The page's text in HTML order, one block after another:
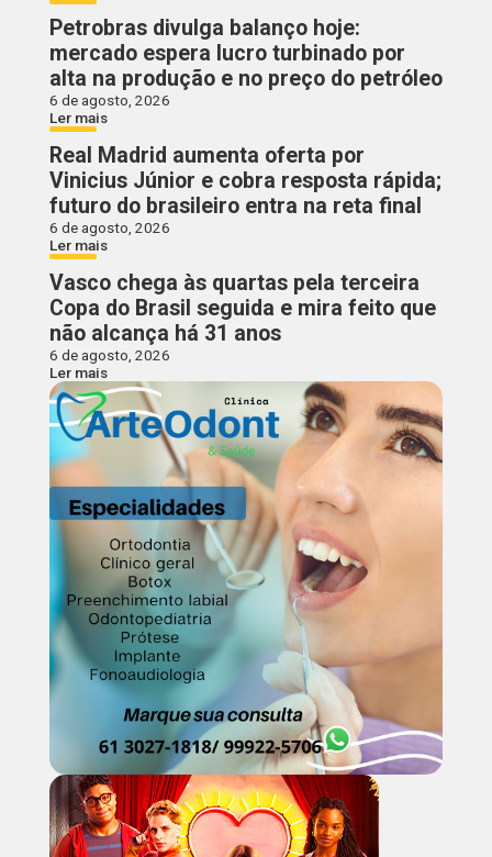
Petrobras divulga balanço hoje:
mercado espera lucro turbinado por
alta na produção e no preço do petróleo
6 de agosto, 2026
Ler mais
Real Madrid aumenta oferta por
Vinicius Júnior e cobra resposta rápida;
futuro do brasileiro entra na reta final
6 de agosto, 2026
Ler mais
Vasco chega às quartas pela terceira
Copa do Brasil seguida e mira feito que
não alcança há 31 anos
6 de agosto, 2026
Ler mais